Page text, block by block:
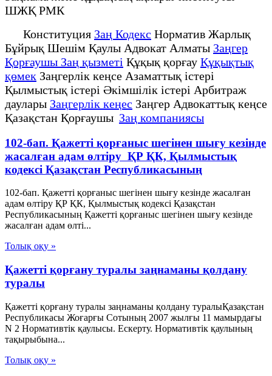
ШЖҚ РМК
Конституция Заң Кодекс Норматив Жарлық
Бұйрық Шешім Қаулы Адвокат Алматы Заңгер
Қорғаушы Заң қызметі Құқық қорғау Құқықтық
қөмек Заңгерлік кеңсе Азаматтық істері
Қылмыстық істері Әкімшілік істері Арбитраж
даулары Заңгерлік кеңес Заңгер Адвокаттық кеңсе
Қазақстан Қорғаушы Заң компаниясы
102-бап. Қажеттi қорғаныс шегiнен шығу кезiнде
жасалған адам өлтіру ҚР ҚК, Қылмыстық
кодексi Қазақстан Республикасының
102-бап. Қажеттi қорғаныс шегiнен шығу кезiнде жасалған
адам өлтіру ҚР ҚК, Қылмыстық кодексi Қазақстан
Республикасының Қажеттi қорғаныс шегiнен шығу кезiнде
жасалған адам өлтi...
Толық оқу »
Қажетті қорғану туралы заңнаманы қолдану
туралы
Қажетті қорғану туралы заңнаманы қолдану туралыҚазақстан
Республикасы Жоғарғы Сотының 2007 жылғы 11 мамырдағы
N 2 Нормативтік қаулысы. Ескерту. Нормативтік қаулының
тақырыбына...
Толық оқу »